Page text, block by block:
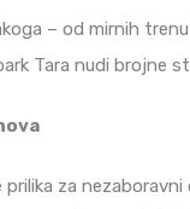
– od mirnih
Tara nudi brojne
za